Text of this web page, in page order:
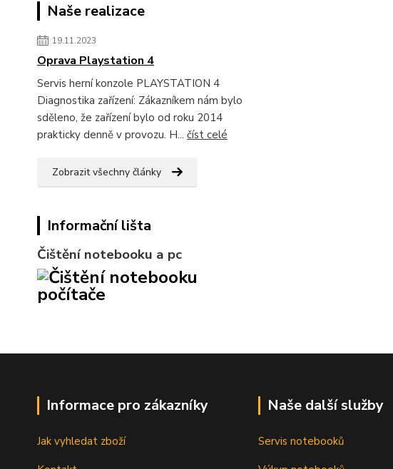
Naše realizace
19.11.2023
Oprava Playstation 4
Servis herní konzole PLAYSTATION 4
Diagnostika zařízení: Zákazníkem nám bylo
sděleno, že zařízení bylo od roku 2014
prakticky denně v provozu. H... číst celé
Zobrazit všechny články
Informační lišta
Čištění notebooku a pc
Informace pro zákazníky
Jak vyhledat zboží
Naše další služby
Servis notebooků